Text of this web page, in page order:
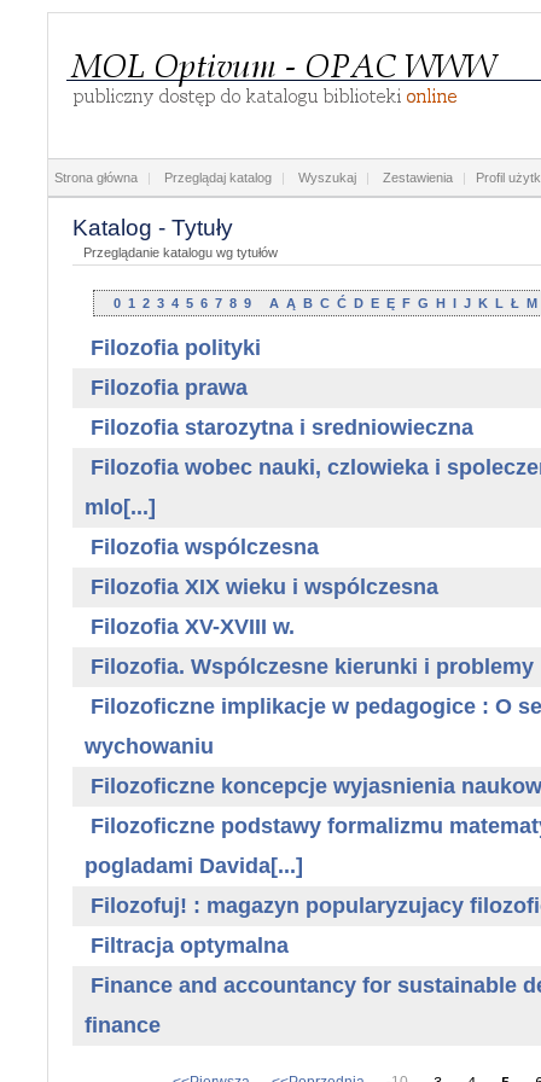
Strona główna | Przeglądaj katalog | Wyszukaj | Zestawienia | Profil
Katalog - Tytuły
Przeglądanie katalogu wg tytułów
0 1 2 3 4 5 6 7 8 9 A Ą B C Ć D E Ę F G H I J K L Ł M
Filozofia polityki
Filozofia prawa
Filozofia starozytna i sredniowieczna
Filozofia wobec nauki, czlowieka i
mlo[...]
Filozofia wspólczesna
Filozofia XIX wieku i wspólczesna
Filozofia XV-XVIII w.
Filozofia. Wspólczesne kierunki i problemy
Filozoficzne implikacje w pedagogice : O
wychowaniu
Filozoficzne koncepcje wyjasnienia
Filozoficzne podstawy formalizmu
pogladami Davida[...]
Filozofuj! : magazyn popularyzujacy
Filtracja optymalna
Finance and accountancy for sustainable
finance